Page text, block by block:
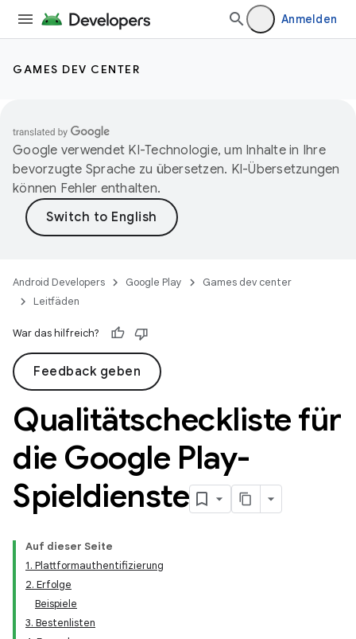
Anmelden
GAMES DEV CENTER
Google verwendet KI-Technologie, um Inhalte in Ihre
bevorzugte Sprache zu übersetzen. KI-Übersetzungen
können Fehler enthalten.
Android Developers Google Play
Games dev center
Leitfäden
War das hilfreich?
Feedback geben
Qualitätscheckliste für
die Google Play-
Spieldienste
Auf dieser Seite
1. Plattformauthentifizierung
2. Erfolge
Beispiele
3. Bestenlisten